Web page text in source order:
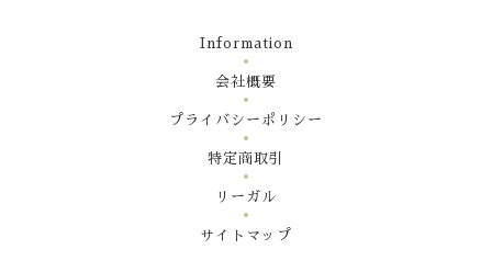
Information
会社概要
プライバシーポリシー
特定商取引
リーガル
サイトマップ